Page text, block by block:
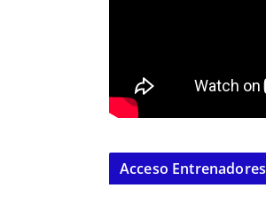
Acceso Entrenadores